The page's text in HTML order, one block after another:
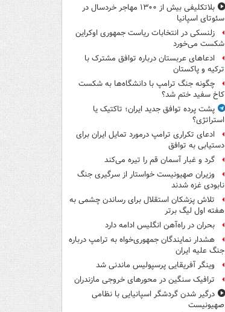
بلاتکلیفی بیش از ۱۳۰۰ مهاجر خردسال در
سئوتای اسپانیا
زلنسکی در انتخابات ریاست جمهوری اوکراین
شکست می‌خورد
ادعاهای عربستان درباره توافق مشترک با
ترکیه و پاکستان
چگونه جنگ ترامپ با دانشگاه‌ها به شکست
کاخ سفید ختم شد؟
پشت پرده توافق جدید ایران؛ تاکتیک یا
استراتژی؟
ادعای تکراری ترامپ درمورد تمایل ایران برای
دستیابی به توافق
گرد و غبار آسمان قم را تیره می‌کند
وزیران صهیونیست خواستار از سرگیری جنگ
نابودی غزه شدند
تلاش پزشکان استقلال برای رساندن چشمی به
هفته اول لیگ برتر
بحران در راه‌آهن انگلیس ادامه دارد
هشدار نمایندگان جمهوری‌خواه به ترامپ درباره
جنگ علیه ایران
وینگر آفریقایی پرسپولیس ماندنی شد
ترافیک سنگین در محورهای خروجی مازندران
درگیر شدن گردشگر اسپانیایی با نظامی
صهیونیست